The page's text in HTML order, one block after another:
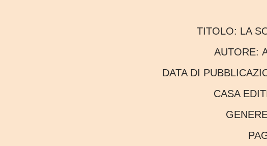
TITOLO: LA
AUTORE:
DATA DI
CASA